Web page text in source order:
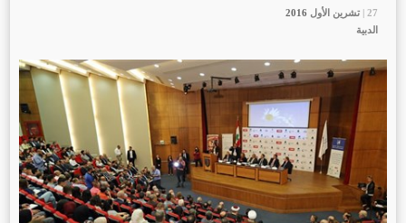
27 | تشرين الأول 27 | تشرين الأول
الدبية
27 | تشرين الأول